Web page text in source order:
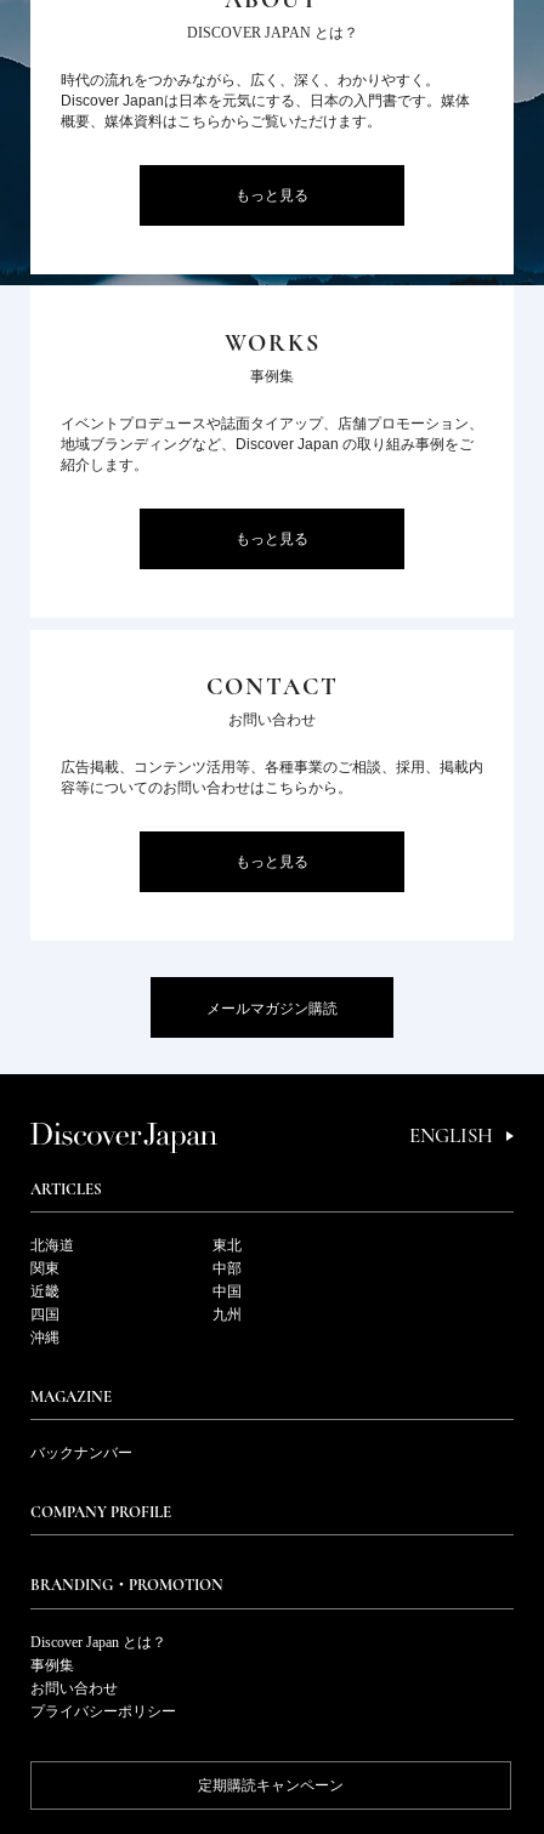
DISCOVER JAPAN とは？
時代の流れをつかみながら、広く、深く、わかりやすく。
Discover Japanは日本を元気にする、日本の入門書です。媒体
概要、媒体資料はこちらからご覧いただけます。
もっと見る
WORKS
事例集
イベントプロデュースや誌面タイアップ、店舗プロモーション、
地域ブランディングなど、Discover Japan の取り組み事例をご
紹介します。
もっと見る
CONTACT
お問い合わせ
広告掲載、コンテンツ活用等、各種事業のご相談、採用、掲載内
容等についてのお問い合わせはこちらから。
もっと見る
メールマガジン購読
ENGLISH
ARTICLES
北海道
東北
関東
中部
近畿
中国
四国
九州
沖縄
MAGAZINE
バックナンバー
COMPANY PROFILE
BRANDING・PROMOTION
Discover Japan とは？
事例集
お問い合わせ
プライバシーポリシー
定期購読キャンペーン